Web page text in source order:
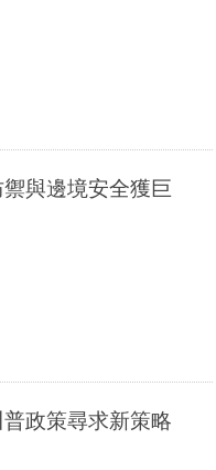
與邊境安全獲巨
政策尋求新策略